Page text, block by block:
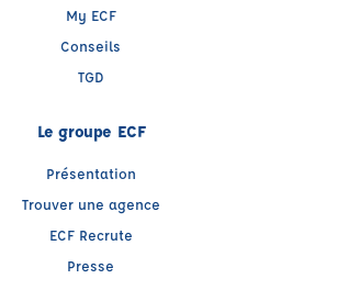
My ECF
Conseils
TGD
Le groupe ECF
Présentation
Trouver une agence
ECF Recrute
Presse